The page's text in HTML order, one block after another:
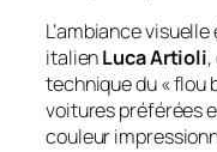
L’ambiance
italienLuca Artioli
technique du « flou
voitures préférées
couleur